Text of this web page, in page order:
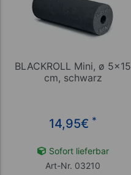
BLACKROLL Mini, ø 5x15
cm, schwarz
14,95€ *
Sofort lieferbar
Art-Nr. 03210